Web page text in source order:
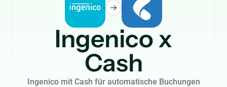
Ingenico x
Cash
Ingenico mit Cash für automatische Buchungen